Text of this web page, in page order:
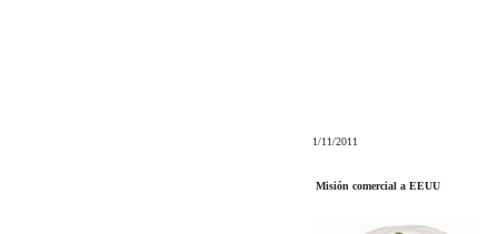
1/11/2011
Misión comercial a EEUU